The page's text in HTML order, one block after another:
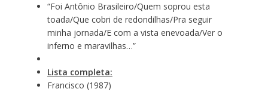
“Foi Antônio Brasileiro/Quem soprou esta
toada/Que cobri de redondilhas/Pra seguir
minha jornada/E com a vista enevoada/Ver o
inferno e maravilhas…”
Lista completa:
Francisco (1987)